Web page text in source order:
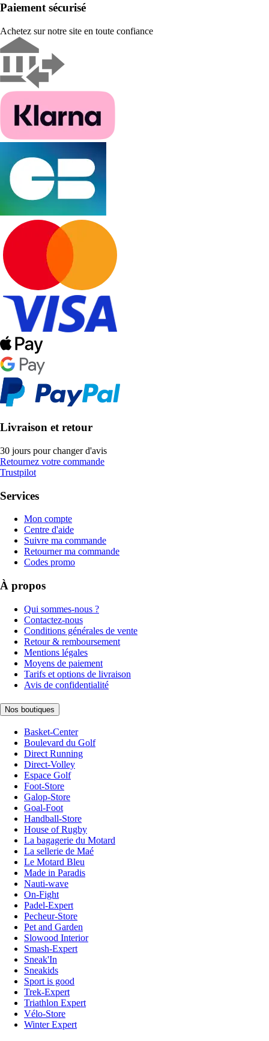
Paiement sécurisé
Achetez sur notre site en toute confiance
Livraison et retour
30 jours pour changer d'avis
Retournez votre commande
Trustpilot
Services
Mon compte
Centre d'aide
Suivre ma commande
Retourner ma commande
Codes promo
À propos
Qui sommes-nous ?
Contactez-nous
Conditions générales de vente
Retour & remboursement
Mentions légales
Moyens de paiement
Tarifs et options de livraison
Avis de confidentialité
Nos boutiques
Basket-Center
Boulevard du Golf
Direct Running
Direct-Volley
Espace Golf
Foot-Store
Galop-Store
Goal-Foot
Handball-Store
House of Rugby
La bagagerie du Motard
La sellerie de Maé
Le Motard Bleu
Made in Paradis
Nauti-wave
On-Fight
Padel-Expert
Pecheur-Store
Pet and Garden
Slowood Interior
Smash-Expert
Sneak'In
Sneakids
Sport is good
Trek-Expert
Triathlon Expert
Vélo-Store
Winter Expert